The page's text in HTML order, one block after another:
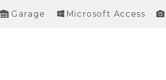
Garage Microsoft Access